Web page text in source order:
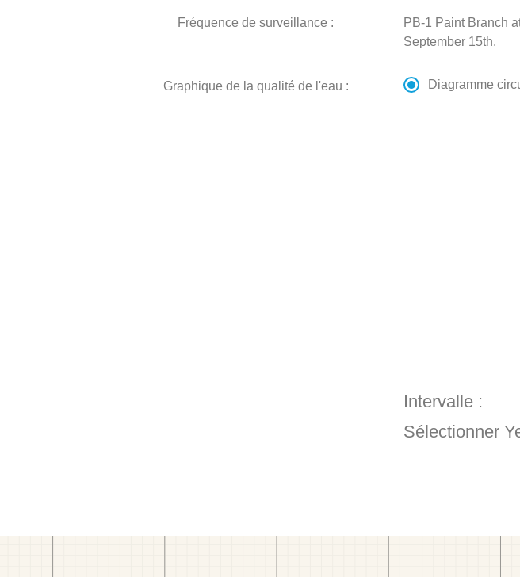
Fréquence de surveillance :
PB-1 Paint Branch
September 15th.
Graphique de la qualité de l'eau : Diagramme
Intervalle :
Sélectionner